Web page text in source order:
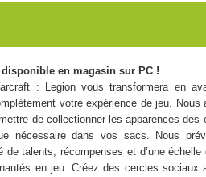
disponible en magasin sur PC !
: Legion vous transformera en
votre expérience de jeu.
de collectionner les apparences
nécessaire dans vos sacs. Nous
de talents, récompenses et d’une
en jeu. Créez des cercles